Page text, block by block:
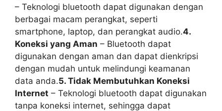
– Teknologi bluetooth dapat digunakan dengan
berbagai macam perangkat, seperti
smartphone, laptop, dan perangkat audio.4.
Koneksi yang Aman – Bluetooth dapat
digunakan dengan aman dan dapat dienkripsi
dengan mudah untuk melindungi keamanan
data anda.5. Tidak Membutuhkan Koneksi
Internet – Teknologi bluetooth dapat digunakan
tanpa koneksi internet, sehingga dapat